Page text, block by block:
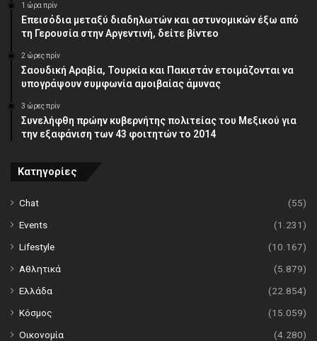
1 ώρα πρίν
Επεισόδια μεταξύ διαδηλωτών και αστυνομικών έξω από
τη Γερουσία στην Αργεντινή, δείτε βίντεο
2 ώρες πρίν
Σαουδική Αραβία, Τουρκία και Πακιστάν ετοιμάζονται να
υπογράψουν συμφωνία αμοιβαίας άμυνας
3 ώρες πρίν
Συνελήφθη πρώην κυβερνήτης πολιτείας του Μεξικού για
την εξαφάνιση των 43 φοιτητών το 2014
Κατηγορίες
Chat
(55)
Events
(1.231)
Lifestyle
(10.167)
Αθλητικά
(5.879)
Ελλάδα
(22.854)
Κόσμος
(15.059)
Οικονομία
(4.280)